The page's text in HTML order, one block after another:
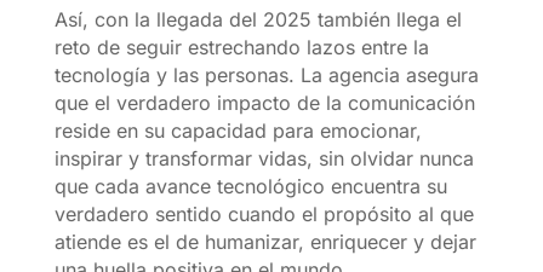
Así, con la llegada del 2025 también llega el
reto de seguir estrechando lazos entre la
tecnología y las personas. La agencia asegura
que el verdadero impacto de la comunicación
reside en su capacidad para emocionar,
inspirar y transformar vidas, sin olvidar nunca
que cada avance tecnológico encuentra su
verdadero sentido cuando el propósito al que
atiende es el de humanizar, enriquecer y dejar